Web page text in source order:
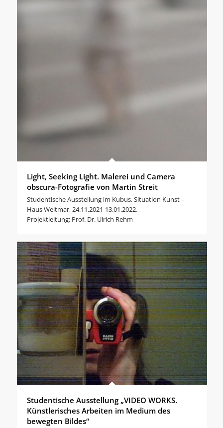
Light, Seeking Light. Malerei und Camera
obscura-Fotografie von Martin Streit
Studentische Ausstellung im Kubus, Situation Kunst –
Haus Weitmar, 24.11.2021-13.01.2022.
Projektleitung: Prof. Dr. Ulrich Rehm
Studentische Ausstellung „VIDEO WORKS.
Künstlerisches Arbeiten im Medium des
bewegten Bildes“